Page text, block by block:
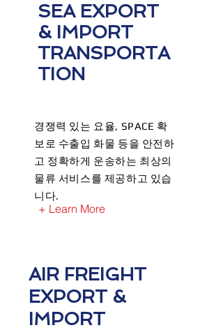
SEA EXPORT
& IMPORT
TRANSPORTA
TION
경쟁력 있는 요율, SPACE 확
보로 수출입 화물 등을 안전하
고 정확하게 운송하는 최상의
물류 서비스를 제공하고 있습
니다.
+ Learn More
AIR FREIGHT
EXPORT &
IMPORT